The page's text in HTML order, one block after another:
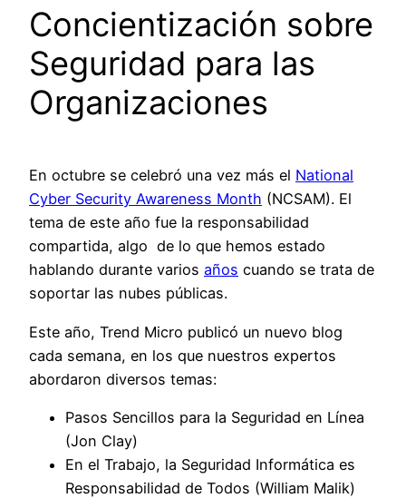
Concientización sobre
Seguridad para las
Organizaciones
En octubre se celebró una vez más el National
Cyber Security Awareness Month (NCSAM). El
tema de este año fue la responsabilidad
compartida, algo de lo que hemos estado
hablando durante varios años cuando se trata de
soportar las nubes públicas.
Este año, Trend Micro publicó un nuevo blog
cada semana, en los que nuestros expertos
abordaron diversos temas:
Pasos Sencillos para la Seguridad en Línea
(Jon Clay)
En el Trabajo, la Seguridad Informática es
Responsabilidad de Todos (William Malik)